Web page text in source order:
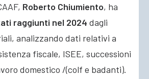
Roberto Chiumiento, ha
raggiunti nel 2024 dagli
analizzando dati relativi a
fiscale, ISEE, successioni
domestico /(colf e badanti).